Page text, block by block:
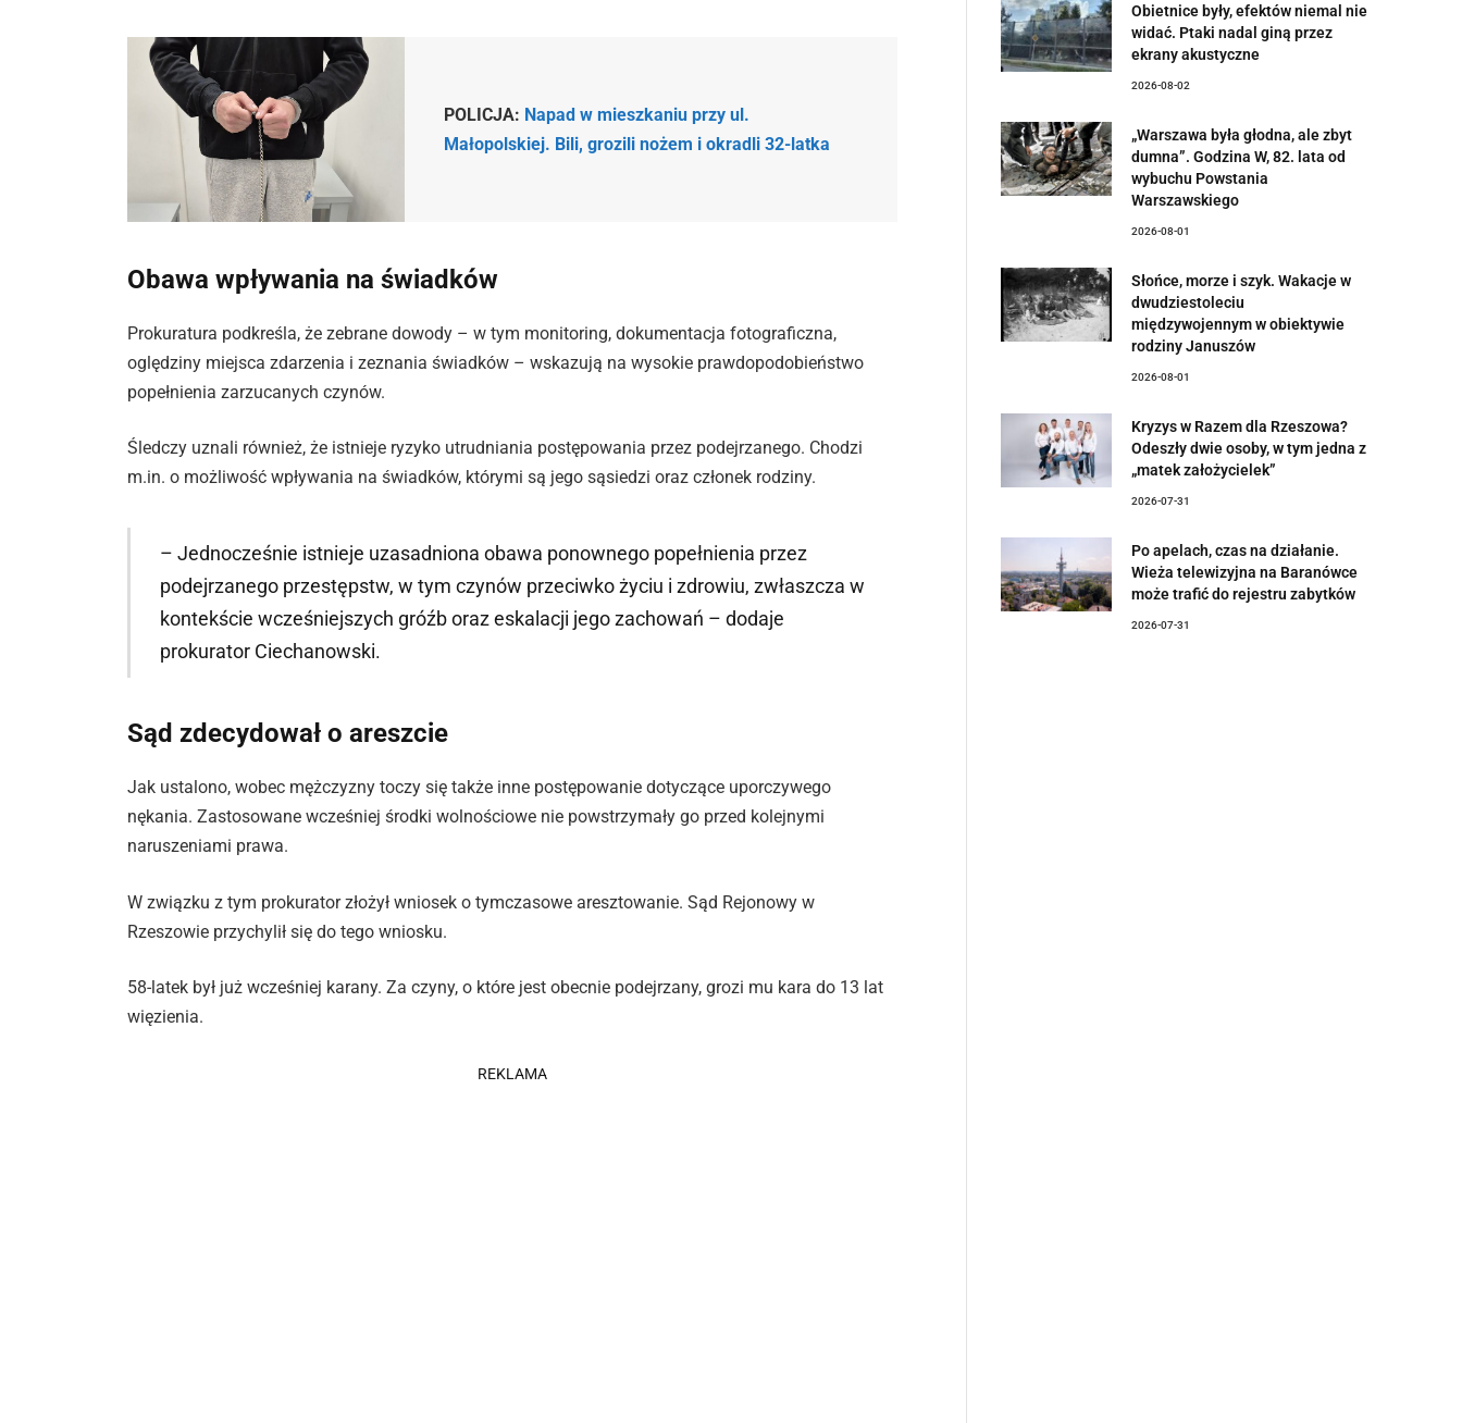
POLICJA: Napad w mieszkaniu przy ul.
Małopolskiej. Bili, grozili nożem i okradli 32-latka
Obawa wpływania na świadków
Prokuratura podkreśla, że zebrane dowody – w tym monitoring, dokumentacja fotograficzna,
oględziny miejsca zdarzenia i zeznania świadków – wskazują na wysokie prawdopodobieństwo
popełnienia zarzucanych czynów.
Śledczy uznali również, że istnieje ryzyko utrudniania postępowania przez podejrzanego. Chodzi
m.in. o możliwość wpływania na świadków, którymi są jego sąsiedzi oraz członek rodziny.
– Jednocześnie istnieje uzasadniona obawa ponownego popełnienia przez
podejrzanego przestępstw, w tym czynów przeciwko życiu i zdrowiu, zwłaszcza w
kontekście wcześniejszych gróźb oraz eskalacji jego zachowań – dodaje
prokurator Ciechanowski.
Sąd zdecydował o areszcie
Jak ustalono, wobec mężczyzny toczy się także inne postępowanie dotyczące uporczywego
nękania. Zastosowane wcześniej środki wolnościowe nie powstrzymały go przed kolejnymi
naruszeniami prawa.
W związku z tym prokurator złożył wniosek o tymczasowe aresztowanie. Sąd Rejonowy w
Rzeszowie przychylił się do tego wniosku.
58-latek był już wcześniej karany. Za czyny, o które jest obecnie podejrzany, grozi mu kara do 13 lat
więzienia.
REKLAMA
Obietnice były, efektów niemal nie
widać. Ptaki nadal giną przez
ekrany akustyczne
2026-08-02
„Warszawa była głodna, ale zbyt
dumna”. Godzina W, 82. lata od
wybuchu Powstania
Warszawskiego
2026-08-01
Słońce, morze i szyk. Wakacje w
dwudziestoleciu
międzywojennym w obiektywie
rodziny Januszów
2026-08-01
Kryzys w Razem dla Rzeszowa?
Odeszły dwie osoby, w tym jedna z
„matek założycielek”
2026-07-31
Po apelach, czas na działanie.
Wieża telewizyjna na Baranówce
może trafić do rejestru zabytków
2026-07-31